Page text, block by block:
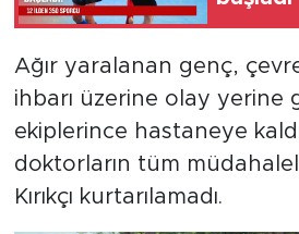
Ağır yaralanan genç,
ihbarı üzerine olay yerine
ekiplerince hastaneye
doktorların tüm
Kırıkçı kurtarılamadı.